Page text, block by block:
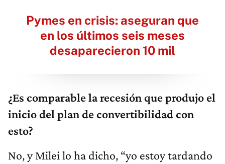
Pymes en crisis: aseguran que
en los últimos seis meses
desaparecieron 10 mil
¿Es comparable la recesión que produjo el
inicio del plan de convertibilidad con
esto?
No, y Milei lo ha dicho, “yo estoy tardando